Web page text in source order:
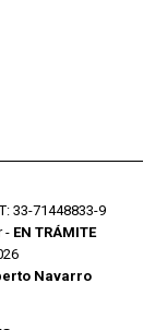
33-71448833-9
- EN TRÁMITE
Navarro